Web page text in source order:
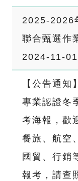
2025-2026
聯合甄選作
2024-11-01
【公告通
專業認證冬
考海報，歡
餐旅、航空
國貿、行銷
報考，請查